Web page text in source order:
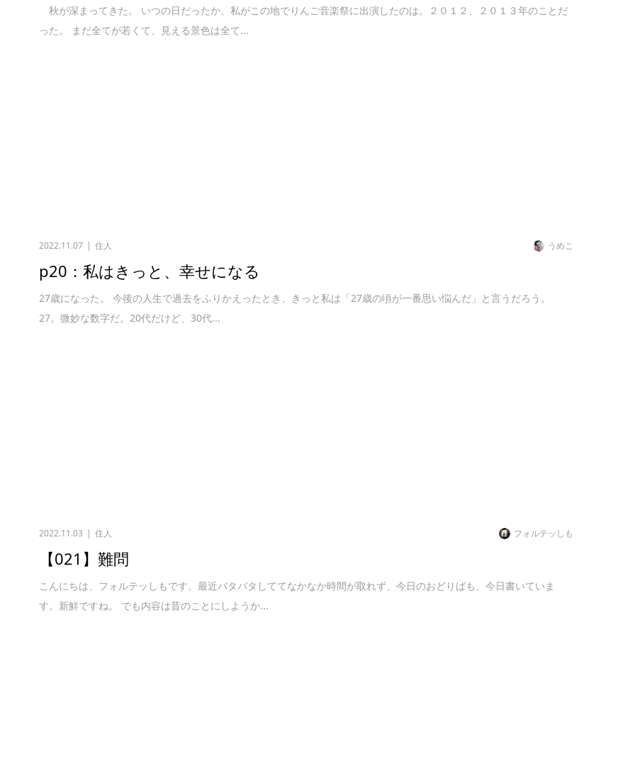
秋が深まってきた。 いつの日だったか、私がこの地でりんご音楽祭に出演したのは。２０１２、２０１３年のことだ
った。 まだ全てが若くて、見える景色は全て...
2022.11.07 住人 うめこ
p20：私はきっと、幸せになる
27歳になった。 今後の人生で過去をふりかえったとき、きっと私は「27歳の頃が一番思い悩んだ」と言うだろう。
27。微妙な数字だ。20代だけど、30代...
2022.11.03 住人 フォルテッしも
【021】難問
こんにちは、フォルテッしもです。最近バタバタしててなかなか時間が取れず、今日のおどりばも、今日書いていま
す。新鮮ですね。 でも内容は昔のことにしようか...